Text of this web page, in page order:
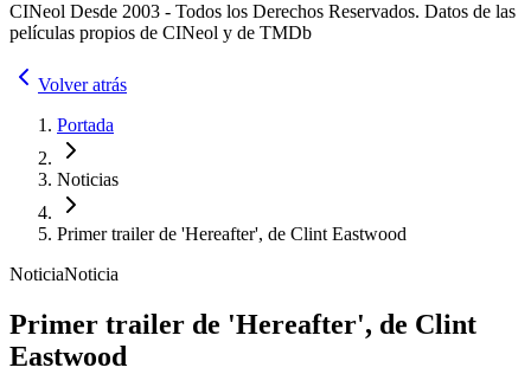
CINeol Desde 2003 - Todos los Derechos Reservados. Datos de las
películas propios de CINeol y de TMDb
Volver atrás
Portada
Noticias
Primer trailer de 'Hereafter', de Clint Eastwood
NoticiaNoticia
Primer trailer de 'Hereafter', de Clint
Eastwood